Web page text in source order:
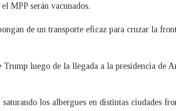
MPP serán vacunados.
de un transporte eficaz para cruzar la
luego de la llegada a la presidencia de
los albergues en distintas ciudades